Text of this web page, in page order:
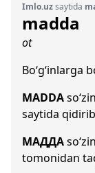
Imlo.uzsaytida
madda
ot
Bo‘g‘inlarga
MADDA
saytida
МАДДА
tomonidan